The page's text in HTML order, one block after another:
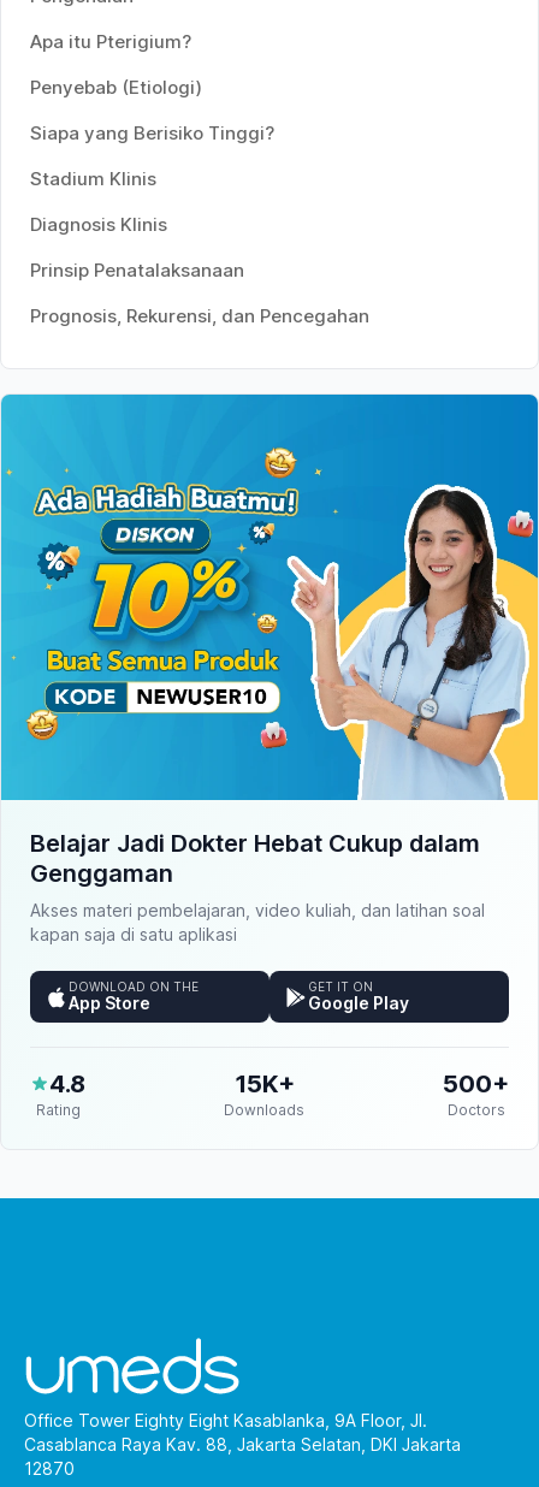
Apa itu Pterigium?
Penyebab (Etiologi)
Siapa yang Berisiko Tinggi?
Stadium Klinis
Diagnosis Klinis
Prinsip Penatalaksanaan
Prognosis, Rekurensi, dan Pencegahan
Belajar Jadi Dokter Hebat Cukup dalam
Genggaman
Akses materi pembelajaran, video kuliah, dan latihan soal
kapan saja di satu aplikasi
DOWNLOAD ON THE
App Store
GET IT ON
Google Play
4.8
Rating
15K+
Downloads
500+
Doctors
Office Tower Eighty Eight Kasablanka, 9A Floor, Jl.
Casablanca Raya Kav. 88, Jakarta Selatan, DKI Jakarta
12870